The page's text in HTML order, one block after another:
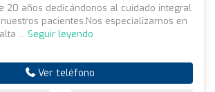
20 años dedicándonos al cuidado integral
pacientes.Nos especializamos en
... Seguir leyendo
Ver teléfono